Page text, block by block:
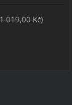
019,00 Kč)